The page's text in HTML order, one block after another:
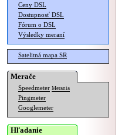
Ceny DSL
Dostupnosť DSL
Fórum o DSL
Výsledky meraní
Satelitná mapa SR
Merače
Speedmeter Merania
Pingmeter
Googlemeter
Hľadanie